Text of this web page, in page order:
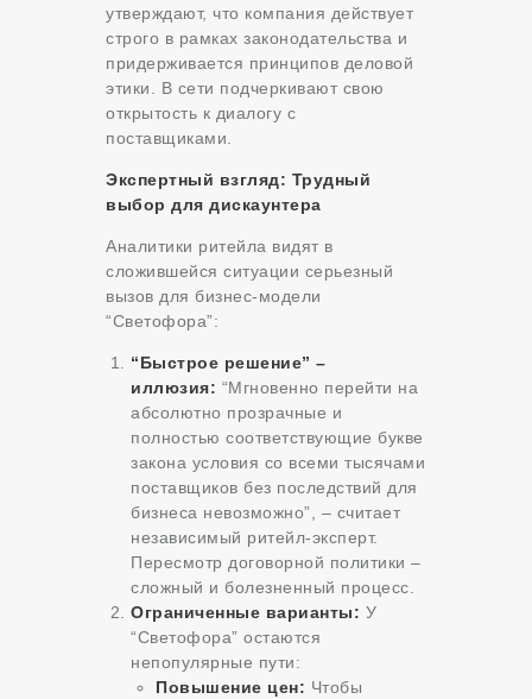
утверждают, что компания действует
строго в рамках законодательства и
придерживается принципов деловой
этики. В сети подчеркивают свою
открытость к диалогу с
поставщиками.
Экспертный взгляд: Трудный
выбор для дискаунтера
Аналитики ритейла видят в
сложившейся ситуации серьезный
вызов для бизнес-модели
“Светофора”:
“Быстрое решение” –
иллюзия: “Мгновенно перейти на
абсолютно прозрачные и
полностью соответствующие букве
закона условия со всеми тысячами
поставщиков без последствий для
бизнеса невозможно”, – считает
независимый ритейл-эксперт.
Пересмотр договорной политики –
сложный и болезненный процесс.
Ограниченные варианты: У
“Светофора” остаются
непопулярные пути:
Повышение цен: Чтобы